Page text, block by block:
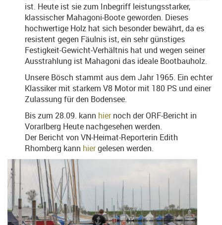
ist. Heute ist sie zum Inbegriff leistungsstarker,
klassischer Mahagoni-Boote geworden. Dieses
hochwertige Holz hat sich besonder bewährt, da es
resistent gegen Fäulnis ist, ein sehr günstiges
Festigkeit-Gewicht-Verhältnis hat und wegen seiner
Ausstrahlung ist Mahagoni das ideale Bootbauholz.
Unsere Bösch stammt aus dem Jahr 1965. Ein echter
Klassiker mit starkem V8 Motor mit 180 PS und einer
Zulassung für den Bodensee.
Bis zum 28.09. kann hiernoch der ORF-Bericht in
Vorarlberg Heute nachgesehen werden.
Der Bericht von VN-Heimat-Reporterin Edith
Rhomberg kann hiergelesen werden.